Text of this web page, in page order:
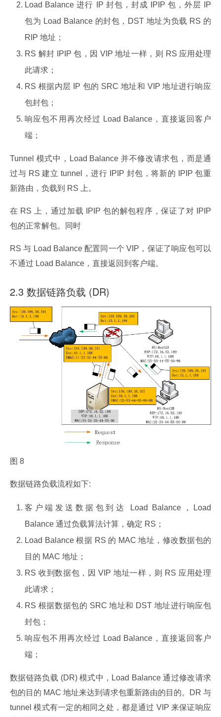
Load Balance 进行 IP 封包，封成 IPIP 包，外层 IP
包为 Load Balance 的封包，DST 地址为负载 RS 的
RIP 地址；
RS 解封 IPIP 包，因 VIP 地址一样，则 RS 应用处理
此请求；
RS 根据内层 IP 包的 SRC 地址和 VIP 地址进行响应
包封包；
响应包不用再次经过 Load Balance，直接返回客户
端；
Tunnel 模式中，Load Balance 并不修改请求包，而是通
过与 RS 建立 tunnel，进行 IPIP 封包，将新的 IPIP 包重
新路由，负载到 RS 上。
在 RS 上，通过加载 IPIP 包的解包程序，保证了对 IPIP
包的正常解包。同时
RS 与 Load Balance 配置同一个 VIP，保证了响应包可以
不通过 Load Balance，直接返回到客户端。
2.3 数据链路负载 (DR)
图 8
数据链路负载流程如下:
客户端发送数据包到达 Load Balance，Load
Balance 通过负载算法计算，确定 RS；
Load Balance 根据 RS 的 MAC 地址，修改数据包的
目的 MAC 地址；
RS 收到数据包，因 VIP 地址一样，则 RS 应用处理
此请求；
RS 根据数据包的 SRC 地址和 DST 地址进行响应包
封包；
响应包不用再次经过 Load Balance，直接返回客户
端；
数据链路负载 (DR) 模式中，Load Balance 通过修改请求
包的目的 MAC 地址来达到请求包重新路由的目的。DR 与
tunnel 模式有一定的相同之处，都是通过 VIP 来保证响应